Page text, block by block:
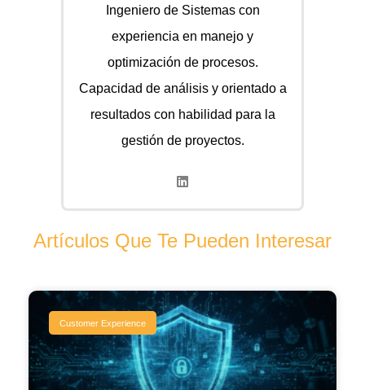
Ingeniero de Sistemas con
experiencia en manejo y
optimización de procesos.
Capacidad de análisis y orientado a
resultados con habilidad para la
gestión de proyectos.
Artículos Que Te Pueden Interesar
Customer Experience